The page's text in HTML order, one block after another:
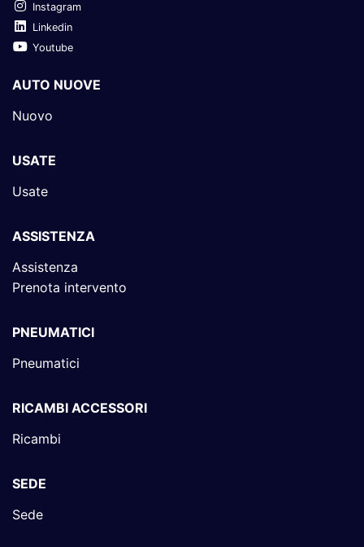
Instagram
Linkedin
Youtube
AUTO NUOVE
Nuovo
USATE
Usate
ASSISTENZA
Assistenza
Prenota intervento
PNEUMATICI
Pneumatici
RICAMBI ACCESSORI
Ricambi
SEDE
Sede